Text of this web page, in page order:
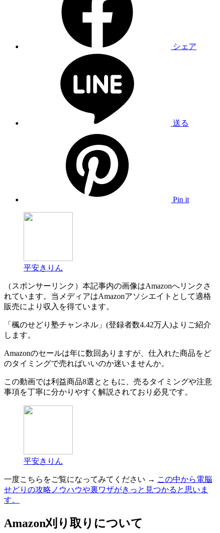
シェア
送る
Pin it
平安きりん
（スポンサーリンク）本記事内の画像はAmazonへリンクさ
れています。当メディアはAmazonアソシエイトとして適格
販売により収入を得ています。
「楓のせどり塾チャンネル」(登録者数4.42万人)よりご紹介
します。
Amazonのセールは年に数回ありますが、仕入れた商品をど
のタイミングで売ればいいのか迷いませんか。
この動画では利益商品8選とともに、売るタイミングや注意
事項を丁寧に分かりやすく解説されており必見です。
平安きりん
一度こちらをご覧になってみてください → この中から電脳
せどりの攻略ノウハウや裏ワザがきっと見つかると思いま
す。
Amazon刈り取りについて